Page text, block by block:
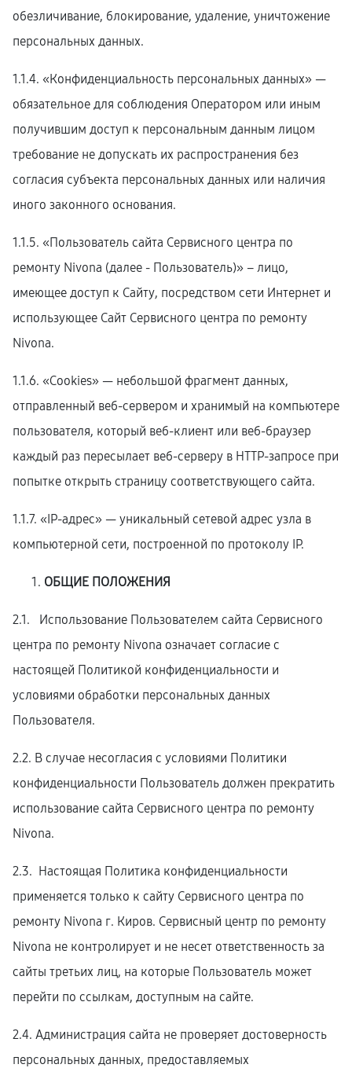
обезличивание, блокирование, удаление, уничтожение
персональных данных.
1.1.4. «Конфиденциальность персональных данных» —
обязательное для соблюдения Оператором или иным
получившим доступ к персональным данным лицом
требование не допускать их распространения без
согласия субъекта персональных данных или наличия
иного законного основания.
1.1.5. «Пользователь сайта Сервисного центра по
ремонту Nivona (далее ‑ Пользователь)» – лицо,
имеющее доступ к Сайту, посредством сети Интернет и
использующее Сайт Сервисного центра по ремонту
Nivona.
1.1.6. «Cookies» — небольшой фрагмент данных,
отправленный веб-сервером и хранимый на компьютере
пользователя, который веб-клиент или веб-браузер
каждый раз пересылает веб-серверу в HTTP-запросе при
попытке открыть страницу соответствующего сайта.
1.1.7. «IP-адрес» — уникальный сетевой адрес узла в
компьютерной сети, построенной по протоколу IP.
ОБЩИЕ ПОЛОЖЕНИЯ
2.1. Использование Пользователем сайта Сервисного
центра по ремонту Nivona означает согласие с
настоящей Политикой конфиденциальности и
условиями обработки персональных данных
Пользователя.
2.2. В случае несогласия с условиями Политики
конфиденциальности Пользователь должен прекратить
использование сайта Сервисного центра по ремонту
Nivona.
2.3. Настоящая Политика конфиденциальности
применяется только к сайту Сервисного центра по
ремонту Nivona г. Киров. Сервисный центр по ремонту
Nivona не контролирует и не несет ответственность за
сайты третьих лиц, на которые Пользователь может
перейти по ссылкам, доступным на сайте.
2.4. Администрация сайта не проверяет достоверность
персональных данных, предоставляемых